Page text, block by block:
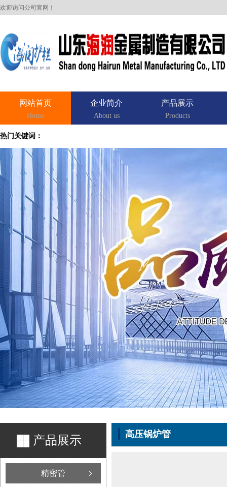
欢迎访问公司官网！
网站首页
Home
企业简介
About us
产品展示
Products
热门关键词：
产品展示
精密管
高压锅炉管